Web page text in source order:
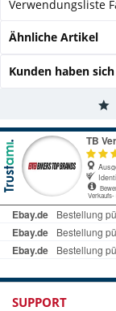
Verwendungsliste
Ähnliche Artikel
Kunden haben
SUPPORT